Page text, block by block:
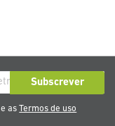
Subscrever
e asTermos de uso